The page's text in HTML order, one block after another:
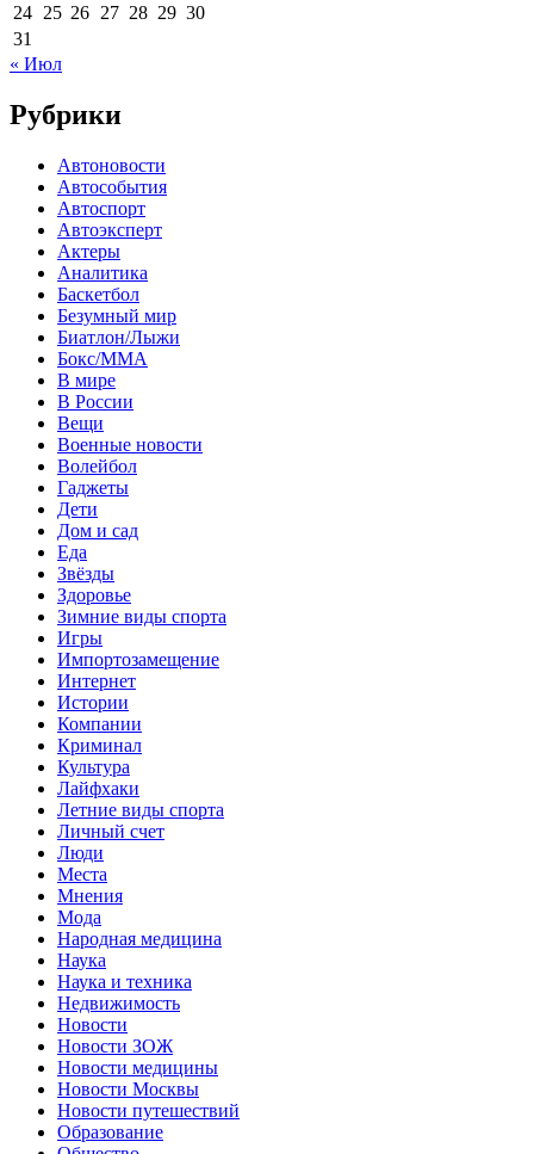
24 25 26 27 28 29 30
31
« Июл
Рубрики
Автоновости
Автособытия
Автоспорт
Автоэксперт
Актеры
Аналитика
Баскетбол
Безумный мир
Биатлон/Лыжи
Бокс/MMA
В мире
В России
Вещи
Военные новости
Волейбол
Гаджеты
Дети
Дом и сад
Еда
Звёзды
Здоровье
Зимние виды спорта
Игры
Импортозамещение
Интернет
Истории
Компании
Криминал
Культура
Лайфхаки
Летние виды спорта
Личный счет
Люди
Места
Мнения
Мода
Народная медицина
Наука
Наука и техника
Недвижимость
Новости
Новости ЗОЖ
Новости медицины
Новости Москвы
Новости путешествий
Образование